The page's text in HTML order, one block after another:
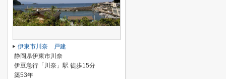
伊東市川奈 戸建
静岡県伊東市川奈
伊豆急行「川奈」駅 徒歩15分
築53年